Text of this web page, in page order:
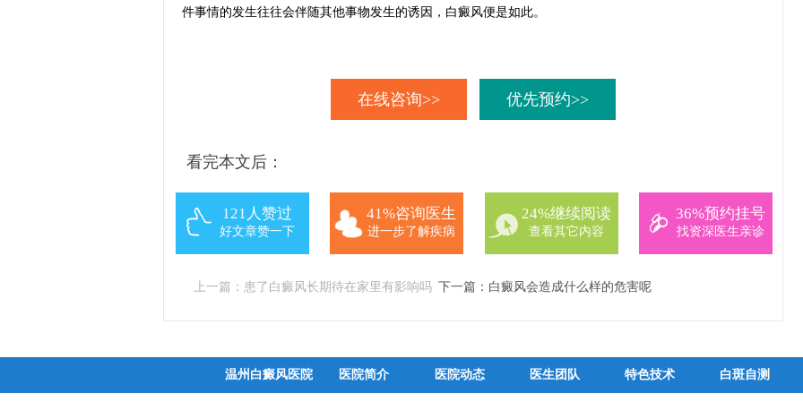
件事情的发生往往会伴随其他事物发生的诱因，白癜风便是如此。
在线咨询>> 优先预约>>
看完本文后：
121人赞过
好文章赞一下
41%咨询医生
进一步了解疾病
24%继续阅读
查看其它内容
36%预约挂号
找资深医生亲诊
上一篇： 患了白癜风长期待在家里有影响吗 下一篇： 白癜风会造成什么样的危害呢
温州白癜风医院 医院简介 医院动态 医生团队 特色技术 白斑自测